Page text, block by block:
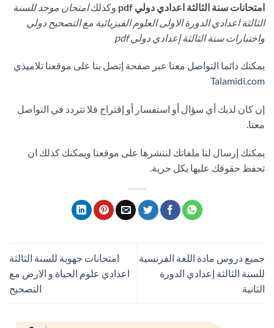
امتحانات سنة الثالثة اعدادي دولي pdf وكذلكامتحان موحد للسنة
الثالثة اعدادي الدورة الاولى العلوم الفيزيائية مع التصحيح دولي
واختبارات سنة الثالثة إعدادي دولي pdf
يمكنك دائما التواصل معنا عبر صفحة إتصل بنا على موقعنا تلاميذي
Talamidi.com
إن كان لديك أي سؤال أو استفسار أو إقتراح فلا تتردد في التواصل
معنا.
يمكنك إرسال لنا ملفاتك لننشرها على موقعنا ويمكنك كذلك ان
تحفظ حقوقك عليها بكل حرية.
جميع دروس مادة اللغة الفرنسية
للسنة الثالثة إعدادي الدورة
الثانية
امتحانات جهوية للسنة الثالثة
اعدادي علوم الحياة و الارض مع
التصحيح